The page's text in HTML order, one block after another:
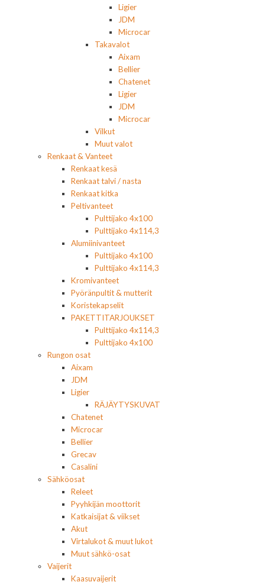
Ligier
JDM
Microcar
Takavalot
Aixam
Bellier
Chatenet
Ligier
JDM
Microcar
Vilkut
Muut valot
Renkaat & Vanteet
Renkaat kesä
Renkaat talvi / nasta
Renkaat kitka
Peltivanteet
Pulttijako 4x100
Pulttijako 4x114,3
Alumiinivanteet
Pulttijako 4x100
Pulttijako 4x114,3
Kromivanteet
Pyöränpultit & mutterit
Koristekapselit
PAKETTITARJOUKSET
Pulttijako 4x114,3
Pulttijako 4x100
Rungon osat
Aixam
JDM
Ligier
RÄJÄYTYSKUVAT
Chatenet
Microcar
Bellier
Grecav
Casalini
Sähköosat
Releet
Pyyhkijän moottorit
Katkaisijat & viikset
Akut
Virtalukot & muut lukot
Muut sähkö-osat
Vaijerit
Kaasuvaijerit